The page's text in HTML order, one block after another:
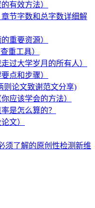
有效方法）
节字数和总字数详细解
重要资源）
重工具）
过大学岁月的所有人）
点和步骤）
则论文致谢范文分享)
应该学会的方法）
是怎么算的？
文）
须了解的原创性检测新维